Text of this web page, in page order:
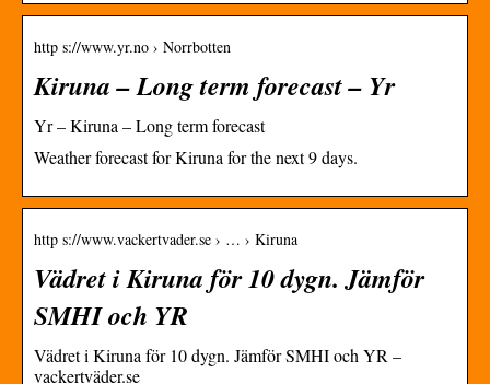
http s://www.yr.no › Norrbotten
Kiruna – Long term forecast – Yr
Yr – Kiruna – Long term forecast
Weather forecast for Kiruna for the next 9 days.
http s://www.vackertvader.se › … › Kiruna
Vädret i Kiruna för 10 dygn. Jämför
SMHI och YR
Vädret i Kiruna för 10 dygn. Jämför SMHI och YR –
vackertväder.se